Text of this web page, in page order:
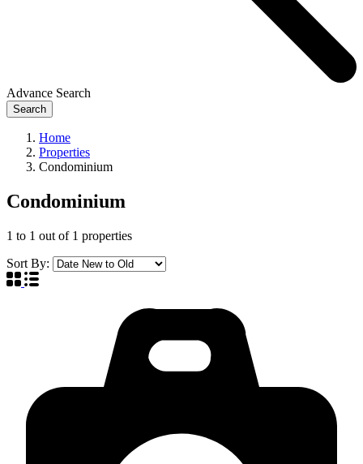
Advance Search
Search
Home
Properties
Condominium
Condominium
1 to 1 out of 1 properties
Sort By: